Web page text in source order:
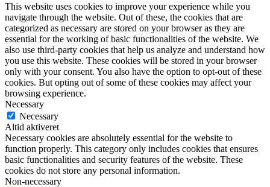
This website uses cookies to improve your experience while you
navigate through the website. Out of these, the cookies that are
categorized as necessary are stored on your browser as they are
essential for the working of basic functionalities of the website. We
also use third-party cookies that help us analyze and understand how
you use this website. These cookies will be stored in your browser
only with your consent. You also have the option to opt-out of these
cookies. But opting out of some of these cookies may affect your
browsing experience.
Necessary
Necessary
Altid aktiveret
Necessary cookies are absolutely essential for the website to
function properly. This category only includes cookies that ensures
basic functionalities and security features of the website. These
cookies do not store any personal information.
Non-necessary